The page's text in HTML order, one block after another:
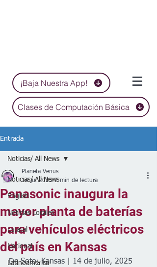
¡Baja Nuestra App!
Clases de Computación Básica
Entrada
Noticias/ All News
English
Noticias Locales
Estatal
Nacional
Latinoamérica
Noticias/ All News
Panasonic inaugura la
mayor planta de baterías
para vehículos eléctricos
del país en Kansas
Planeta Venus
14 jul 2025 2 min de lectura
De Soto, Kansas | 14 de julio, 2025